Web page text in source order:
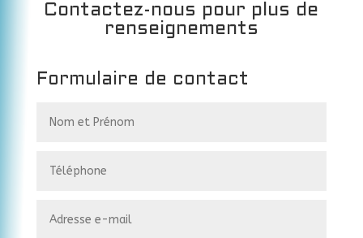
Contactez-nous pour plus de
renseignements
Formulaire de contact